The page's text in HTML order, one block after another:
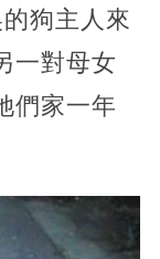
狗主人來
一對母女
們家一年